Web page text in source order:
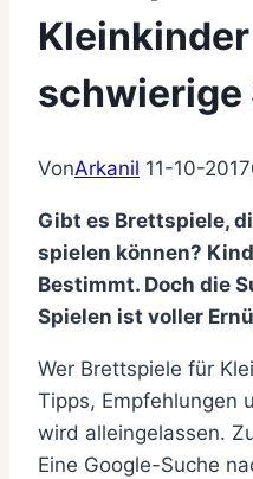
Kleinkinder
schwierige
VonArkanil 11-10-2017
Gibt es Brettspiele,
spielen können?
Bestimmt. Doch die
Spielen ist voller
Wer Brettspiele für
Tipps, Empfehlungen
wird alleingelassen.
Eine Google-Suche